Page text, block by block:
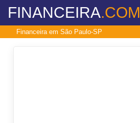
FINANCEIRA.COM
Financeira em São Paulo-SP